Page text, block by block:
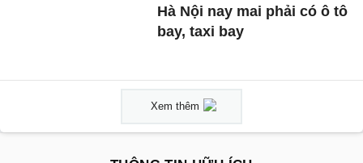
Hà Nội nay mai phải có ô tô
bay, taxi bay
Xem thêm